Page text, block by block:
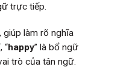
trực tiếp.
giúp làm rõ nghĩa
“happy” là bổ ngữ
trò của tân ngữ.